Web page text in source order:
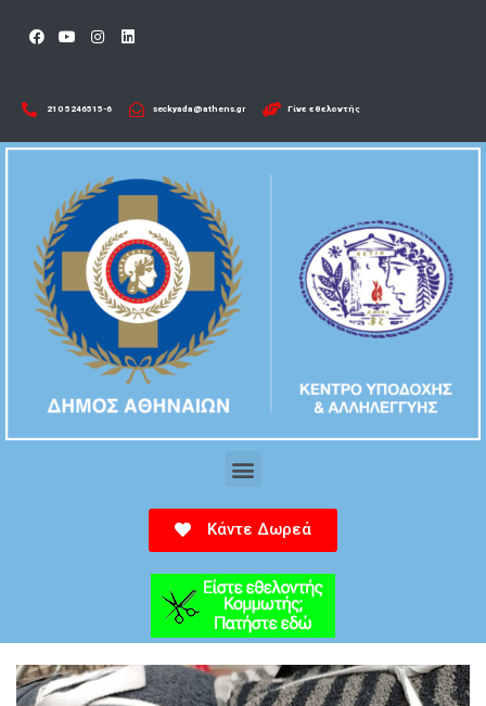
210 5246515-6​ seckyada@athens.gr Γίνε εθελοντής
Κάντε Δωρεά